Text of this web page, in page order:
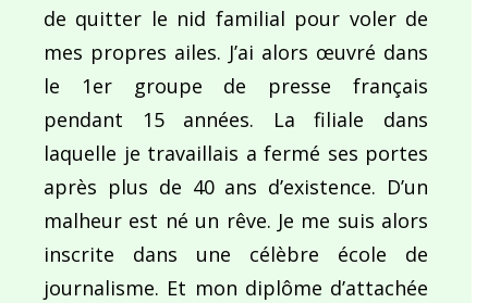
de quitter le nid familial pour voler de
mes propres ailes. J’ai alors œuvré dans
le 1er groupe de presse français
pendant 15 années. La filiale dans
laquelle je travaillais a fermé ses portes
après plus de 40 ans d’existence. D’un
malheur est né un rêve. Je me suis alors
inscrite dans une célèbre école de
journalisme. Et mon diplôme d’attachée